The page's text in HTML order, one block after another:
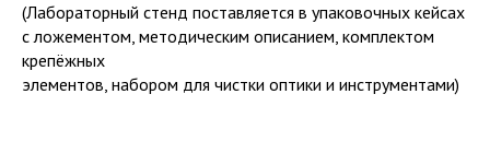
(Лабораторный стенд поставляется в упаковочных кейсах
с ложементом, методическим описанием, комплектом
крепёжных
элементов, набором для чистки оптики и инструментами)